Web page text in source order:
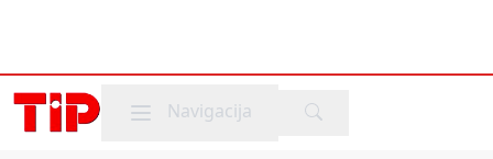
Mobile menu
Navigacija